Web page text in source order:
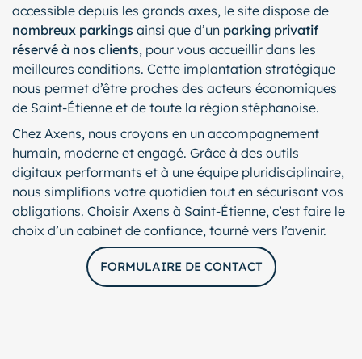
accessible depuis les grands axes, le site dispose de
nombreux parkings ainsi que d’un parking privatif
réservé à nos clients, pour vous accueillir dans les
meilleures conditions. Cette implantation stratégique
nous permet d’être proches des acteurs économiques
de Saint-Étienne et de toute la région stéphanoise.
Chez Axens, nous croyons en un accompagnement
humain, moderne et engagé. Grâce à des outils
digitaux performants et à une équipe pluridisciplinaire,
nous simplifions votre quotidien tout en sécurisant vos
obligations. Choisir Axens à Saint-Étienne, c’est faire le
choix d’un cabinet de confiance, tourné vers l’avenir.
FORMULAIRE DE CONTACT